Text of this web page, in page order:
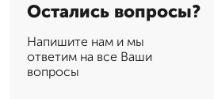
Остались вопросы?
Напишите нам и мы
ответим на все Ваши
вопросы